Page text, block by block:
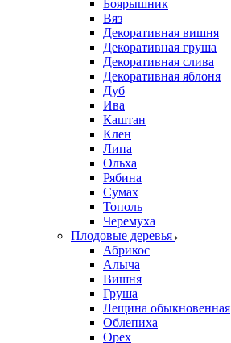
Боярышник
Вяз
Декоративная вишня
Декоративная груша
Декоративная слива
Декоративная яблоня
Дуб
Ива
Каштан
Клен
Липа
Ольха
Рябина
Сумах
Тополь
Черемуха
Плодовые деревья
Абрикос
Алыча
Вишня
Груша
Лещина обыкновенная
Облепиха
Орех